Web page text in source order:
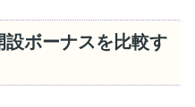
ボーナスを比較す